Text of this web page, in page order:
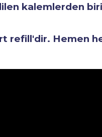
kalemlerden
refill'dir. Hemen